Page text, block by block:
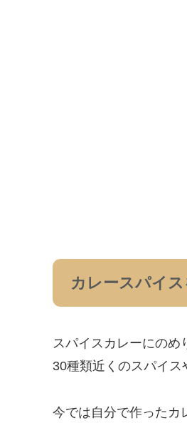
カレースパイ
スパイスカレーにのめ
30種類近くのスパイ
今では自分で作ったカ